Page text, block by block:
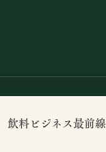
飲料ビジネス最前線